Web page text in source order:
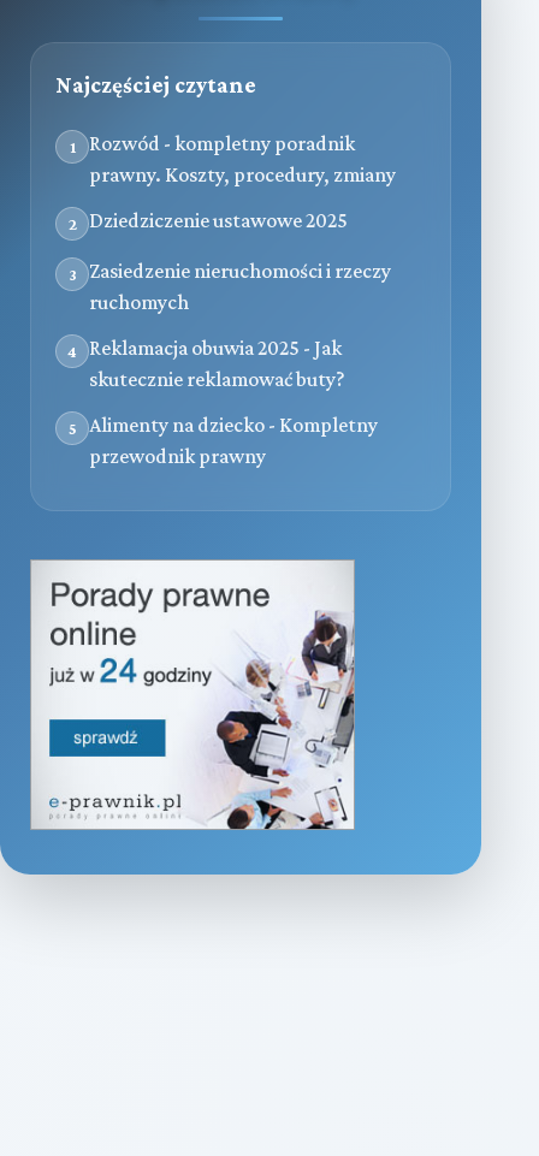
Najczęściej czytane
1
Rozwód - kompletny poradnik
prawny. Koszty, procedury, zmiany
2 Dziedziczenie ustawowe 2025
3
Zasiedzenie nieruchomości i rzeczy
ruchomych
4
Reklamacja obuwia 2025 - Jak
skutecznie reklamować buty?
5
Alimenty na dziecko - Kompletny
przewodnik prawny